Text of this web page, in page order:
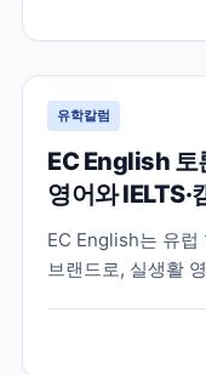
유학칼럼
EC English 토
영어와 IELTS·
EC English는 유럽
브랜드로, 실생활